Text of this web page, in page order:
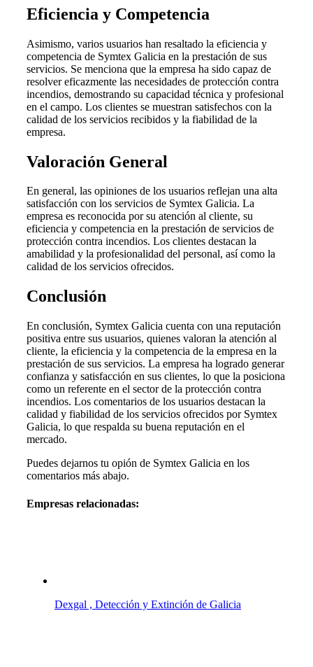
Eficiencia y Competencia
Asimismo, varios usuarios han resaltado la eficiencia y
competencia de Symtex Galicia en la prestación de sus
servicios. Se menciona que la empresa ha sido capaz de
resolver eficazmente las necesidades de protección contra
incendios, demostrando su capacidad técnica y profesional
en el campo. Los clientes se muestran satisfechos con la
calidad de los servicios recibidos y la fiabilidad de la
empresa.
Valoración General
En general, las opiniones de los usuarios reflejan una alta
satisfacción con los servicios de Symtex Galicia. La
empresa es reconocida por su atención al cliente, su
eficiencia y competencia en la prestación de servicios de
protección contra incendios. Los clientes destacan la
amabilidad y la profesionalidad del personal, así como la
calidad de los servicios ofrecidos.
Conclusión
En conclusión, Symtex Galicia cuenta con una reputación
positiva entre sus usuarios, quienes valoran la atención al
cliente, la eficiencia y la competencia de la empresa en la
prestación de sus servicios. La empresa ha logrado generar
confianza y satisfacción en sus clientes, lo que la posiciona
como un referente en el sector de la protección contra
incendios. Los comentarios de los usuarios destacan la
calidad y fiabilidad de los servicios ofrecidos por Symtex
Galicia, lo que respalda su buena reputación en el
mercado.
Puedes dejarnos tu opión de Symtex Galicia en los
comentarios más abajo.
Empresas relacionadas:
Dexgal , Detección y Extinción de Galicia